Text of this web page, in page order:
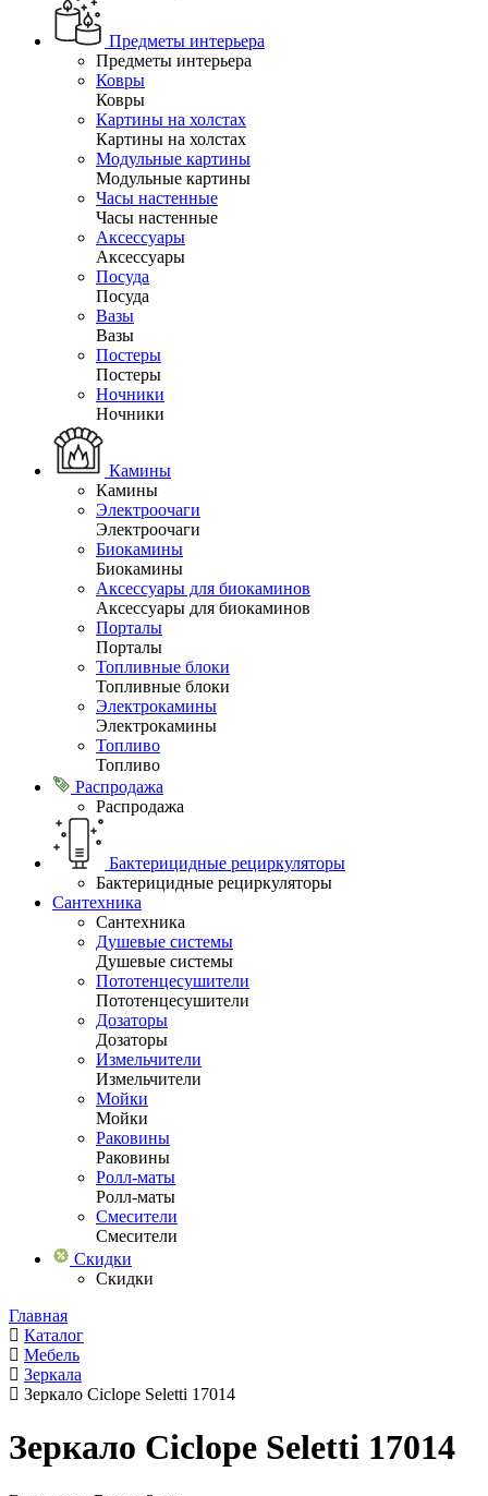
Предметы интерьера
Предметы интерьера
Ковры
Ковры
Картины на холстах
Картины на холстах
Модульные картины
Модульные картины
Часы настенные
Часы настенные
Аксессуары
Аксессуары
Посуда
Посуда
Вазы
Вазы
Постеры
Постеры
Ночники
Ночники
Камины
Камины
Электроочаги
Электроочаги
Биокамины
Биокамины
Аксессуары для биокаминов
Аксессуары для биокаминов
Порталы
Порталы
Топливные блоки
Топливные блоки
Электрокамины
Электрокамины
Топливо
Топливо
Распродажа
Распродажа
Бактерицидные рециркуляторы
Бактерицидные рециркуляторы
Сантехника
Сантехника
Душевые системы
Душевые системы
Пототенцесушители
Пототенцесушители
Дозаторы
Дозаторы
Измельчители
Измельчители
Мойки
Мойки
Раковины
Раковины
Ролл-маты
Ролл-маты
Смесители
Смесители
Скидки
Скидки
Главная
Каталог
Мебель
Зеркала
Зеркало Ciclope Seletti 17014
Зеркало Ciclope Seletti 17014